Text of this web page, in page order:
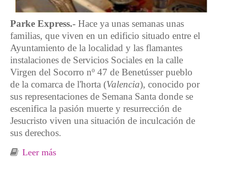
Parke Express.- Hace ya unas semanas unas
familias, que viven en un edificio situado entre el
Ayuntamiento de la localidad y las flamantes
instalaciones de Servicios Sociales en la calle
Virgen del Socorro nº 47 de Benetússer pueblo
de la comarca de l'horta (Valencia), conocido por
sus representaciones de Semana Santa donde se
escenifica la pasión muerte y resurrección de
Jesucristo viven una situación de inculcación de
sus derechos.
Leer más